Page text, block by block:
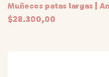
Muñecos patas largas |
$28.300,00